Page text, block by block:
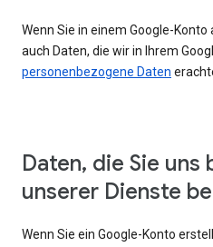
Wenn Sie in einem Google-
auch Daten, die wir in Ihrem
personenbezogene Daten
Daten, die Sie
unserer Dienste
Wenn Sie ein Google-Konto